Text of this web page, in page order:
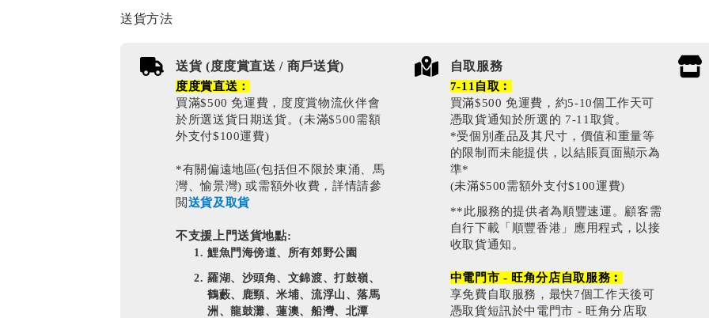
送貨方法
送貨 (度度賞直送 / 商戶送貨)
度度賞直送：
買滿$500 免運費，度度賞物流伙伴會
於所選送貨日期送貨。(未滿$500需額
外支付$100運費)
*有關偏遠地區(包括但不限於東涌、馬
灣、愉景灣) 或需額外收費，詳情請參
閲送貨及取貨
不支援上門送貨地點:
鯉魚門海傍道、所有郊野公園
羅湖、沙頭角、文錦渡、打鼓嶺、
鶴藪、鹿頸、米埔、流浮山、落馬
洲、龍鼓灘、蓮澳、船灣、北潭
自取服務
7-11自取︰
買滿$500 免運費，約5-10個工作天可
憑取貨通知於所選的 7-11取貨。
*受個別產品及其尺寸，價值和重量等
的限制而未能提供，以結賬頁面顯示為
準*
(未滿$500需額外支付$100運費)
**此服務的提供者為順豐速運。顧客需
自行下載「順豐香港」應用程式，以接
收取貨通知。
中電門市 - 旺角分店自取服務︰
享免費自取服務，最快7個工作天後可
憑取貨短訊於中電門市 - 旺角分店取